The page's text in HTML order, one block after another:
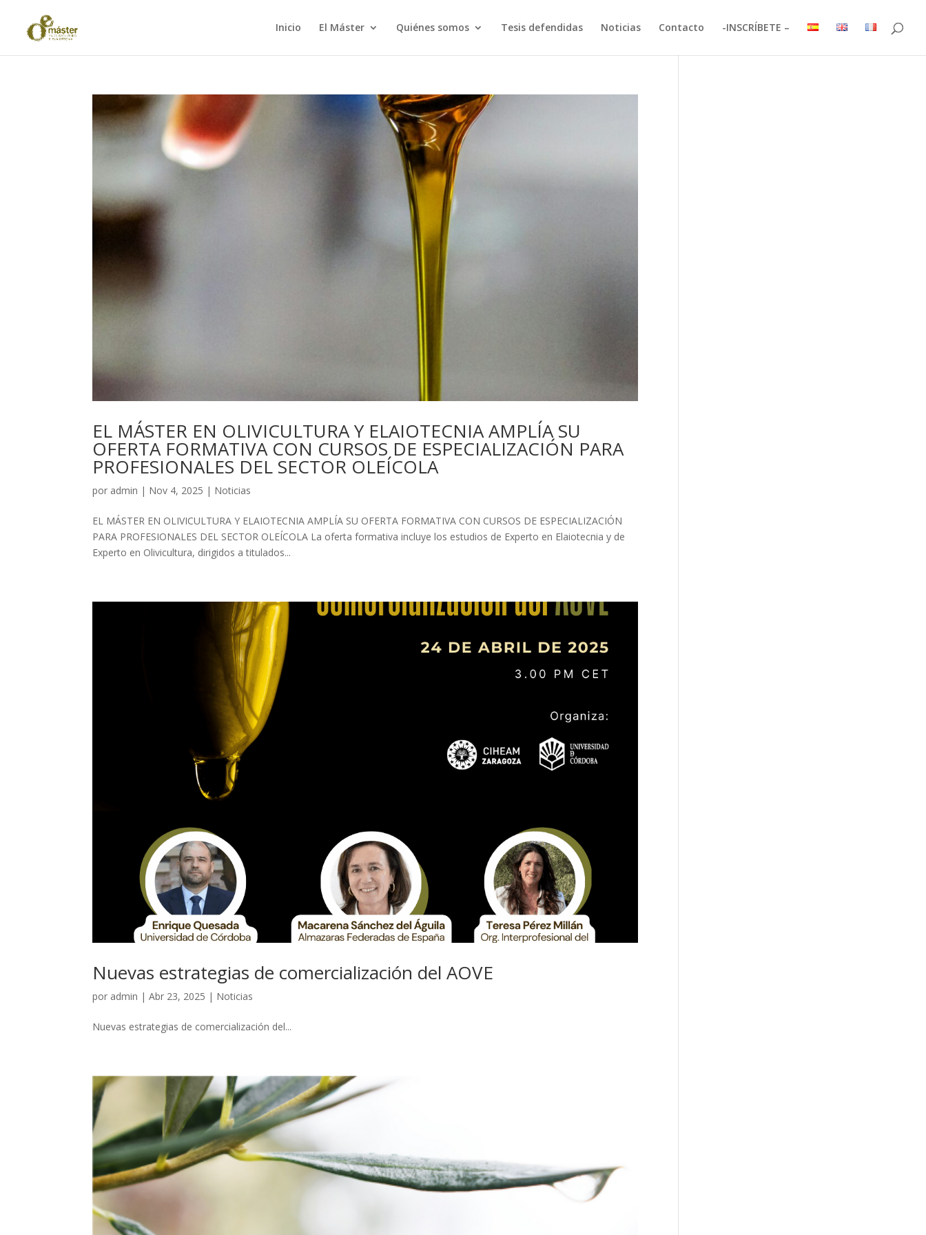
Inicio El Máster Quiénes somos Tesis defendidas Noticias Contacto -INSCRÍBETE –
EL MÁSTER EN OLIVICULTURA Y ELAIOTECNIA AMPLÍA SU
OFERTA FORMATIVA CON CURSOS DE ESPECIALIZACIÓN PARA
PROFESIONALES DEL SECTOR OLEÍCOLA
por admin | Nov 4, 2025 | Noticias
EL MÁSTER EN OLIVICULTURA Y ELAIOTECNIA AMPLÍA SU OFERTA FORMATIVA CON CURSOS DE ESPECIALIZACIÓN
PARA PROFESIONALES DEL SECTOR OLEÍCOLA La oferta formativa incluye los estudios de Experto en Elaiotecnia y de
Experto en Olivicultura, dirigidos a titulados...
Nuevas estrategias de comercialización del AOVE
por admin |Abr 23, 2025 | Noticias
Nuevas estrategias de comercialización del...